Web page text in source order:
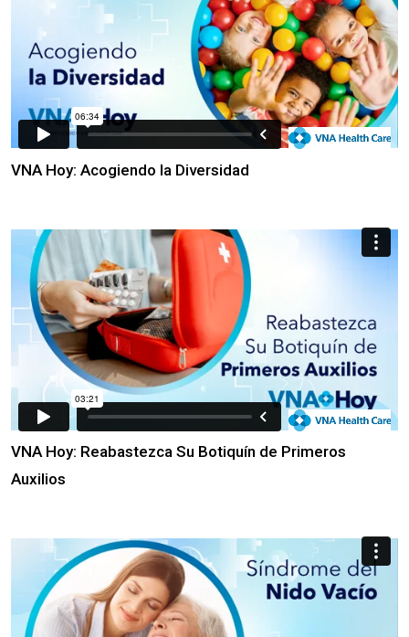
VNA Hoy: Acogiendo la Diversidad
VNA Hoy: Reabastezca Su Botiquín de Primeros
Auxilios